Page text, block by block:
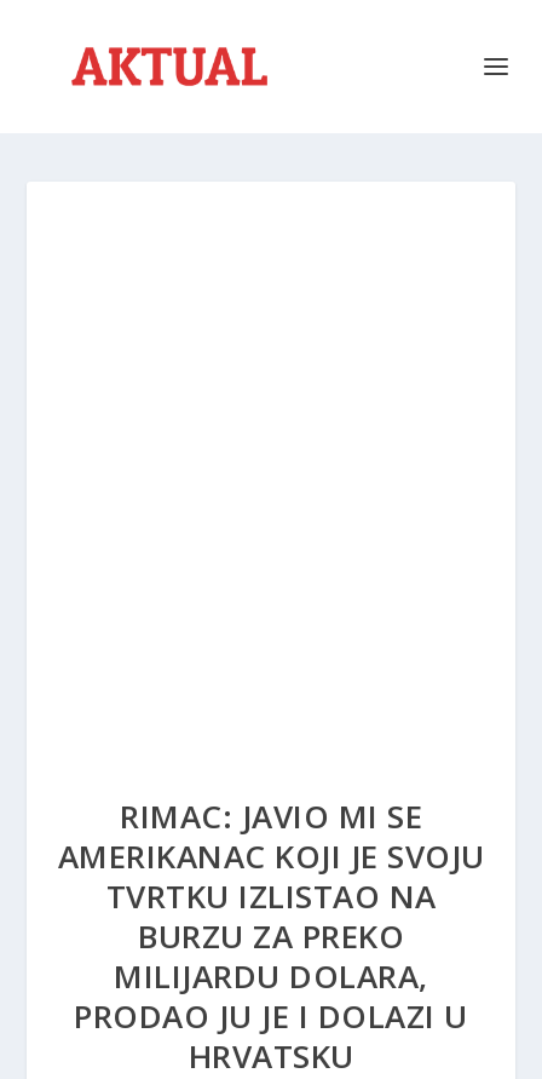
RIMAC: JAVIO MI SE
AMERIKANAC KOJI JE SVOJU
TVRTKU IZLISTAO NA
BURZU ZA PREKO
MILIJARDU DOLARA,
PRODAO JU JE I DOLAZI U
HRVATSKU